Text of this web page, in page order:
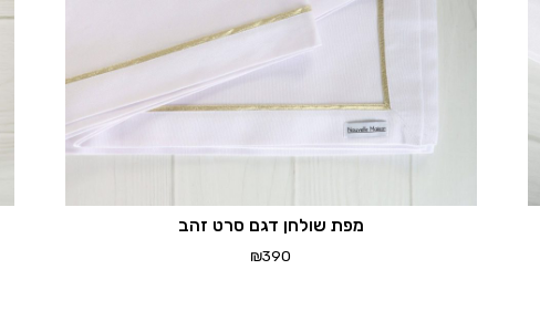
מפת שולחן דגם סרט זהב
₪390